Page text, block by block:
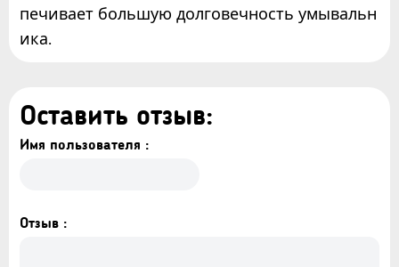
печивает большую долговечность умывальн
ика.
Оставить отзыв:
Имя пользователя :
Отзыв :